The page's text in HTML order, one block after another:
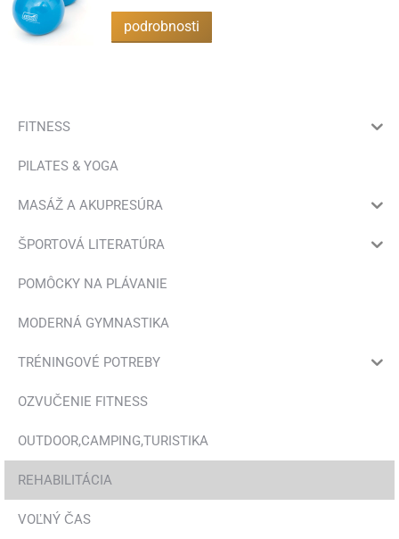
podrobnosti
FITNESS
PILATES & YOGA
MASÁŽ A AKUPRESÚRA
ŠPORTOVÁ LITERATÚRA
POMÔCKY NA PLÁVANIE
MODERNÁ GYMNASTIKA
TRÉNINGOVÉ POTREBY
OZVUČENIE FITNESS
OUTDOOR,CAMPING,TURISTIKA
REHABILITÁCIA
VOĽNÝ ČAS